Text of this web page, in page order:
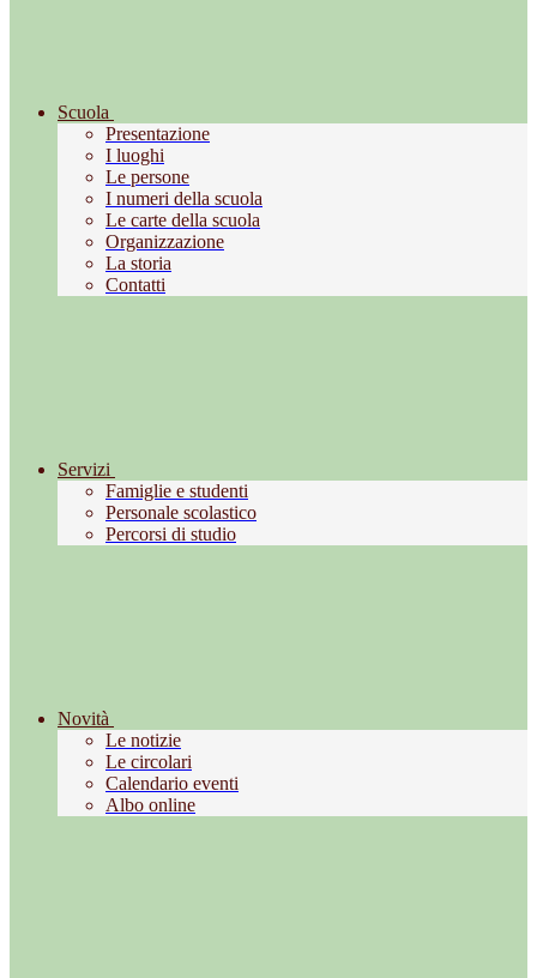
Scuola
Presentazione
I luoghi
Le persone
I numeri della scuola
Le carte della scuola
Organizzazione
La storia
Contatti
Servizi
Famiglie e studenti
Personale scolastico
Percorsi di studio
Novità
Le notizie
Le circolari
Calendario eventi
Albo online